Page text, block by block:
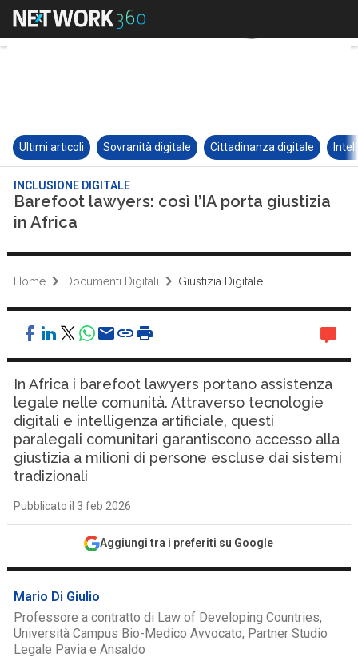
Ultimi articoli Sovranità digitale Cittadinanza digitale
INCLUSIONE DIGITALE
Barefoot lawyers: così l’IA porta giustizia
in Africa
Home Documenti Digitali Giustizia Digitale
In Africa i barefoot lawyers portano assistenza
legale nelle comunità. Attraverso tecnologie
digitali e intelligenza artificiale, questi
paralegali comunitari garantiscono accesso alla
giustizia a milioni di persone escluse dai sistemi
tradizionali
Pubblicato il 3 feb 2026
Aggiungi tra i preferiti su Google
Mario Di Giulio
Professore a contratto di Law of Developing Countries,
Università Campus Bio-Medico Avvocato, Partner Studio
Legale Pavia e Ansaldo